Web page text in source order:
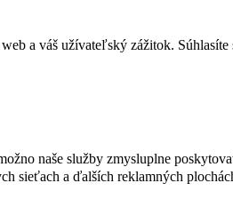
a váš užívateľský zážitok.
naše služby zmysluplne
sieťach a ďalších reklamných